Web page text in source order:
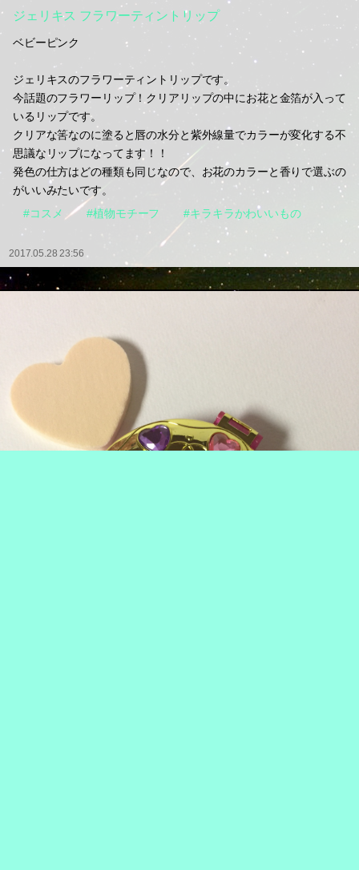
ジェリキス フラワーティントリップ
ベビーピンク
ジェリキスのフラワーティントリップです。
今話題のフラワーリップ！クリアリップの中にお花と金箔が入って
いるリップです。
クリアな筈なのに塗ると唇の水分と紫外線量でカラーが変化する不
思議なリップになってます！！
発色の仕方はどの種類も同じなので、お花のカラーと香りで選ぶの
がいいみたいです。
#コスメ
#植物モチーフ #キラキラかわいいもの
2017.05.28 23:56